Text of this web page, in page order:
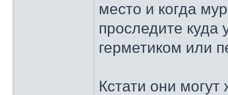
место и когда
проследите куда
герметиком или
Кстати они